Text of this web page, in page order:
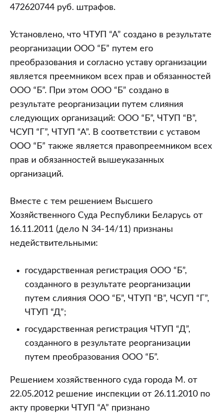
472620744 руб. штрафов.
Установлено, что ЧТУП “А” создано в результате
реорганизации ООО “Б” путем его
преобразования и согласно уставу организации
является преемником всех прав и обязанностей
ООО “Б”. При этом ООО “Б” создано в
результате реорганизации путем слияния
следующих организаций: ООО “Б”, ЧТУП “В”,
ЧСУП “Г”, ЧТУП “А”. В соответствии с уставом
ООО “Б” также является правопреемником всех
прав и обязанностей вышеуказанных
организаций.
Вместе с тем решением Высшего
Хозяйственного Суда Республики Беларусь от
16.11.2011 (дело N 34-14/11) признаны
недействительными:
государственная регистрация ООО “Б”,
созданного в результате реорганизации
путем слияния ООО “Б”, ЧТУП “В”, ЧСУП “Г”,
ЧТУП “Д”;
государственная регистрация ЧТУП “Д”,
созданного в результате реорганизации
путем преобразования ООО “Б”.
Решением хозяйственного суда города М. от
22.05.2012 решение инспекции от 26.11.2010 по
акту проверки ЧТУП “А” признано